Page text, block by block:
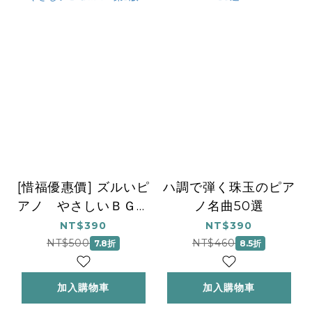
[惜福優惠價] ズルいピ
アノ やさしいＢＧＭ
1 第3版
NT$390
NT$500 7.8折
加入購物車
ハ調で弾く珠玉のピア
ノ名曲50選
NT$390
NT$460 8.5折
加入購物車